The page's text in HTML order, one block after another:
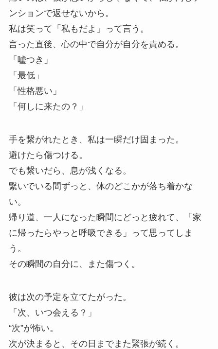
ンションで返せないから。
私は笑って「私もだよ」って言う。
言った直後、心の中で自分が自分を責める。
「嘘つき」
「最低」
「性格悪い」
「何しに来たの？」
手を繋がれたとき、私は一瞬だけ固まった。
避けたら傷つける。
でも繋いだら、息が浅くなる。
繋いでいる間ずっと、体のどこかが落ち着かな
い。
帰り道、一人になった瞬間にどっと疲れて、「家
に帰ったらやっと呼吸できる」って思ってしま
う。
その瞬間の自分に、また傷つく。
彼は次の予定を立てたがった。
「次、いつ会える？」
“次”が怖い。
次が決まると、その日までまた緊張が続く。